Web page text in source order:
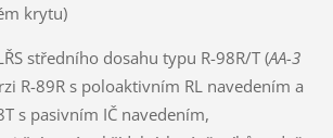
krytu)
středního dosahu typu R-98R/T (AA-3
R-89R s poloaktivním RL navedením a
s pasivním IČ navedením,